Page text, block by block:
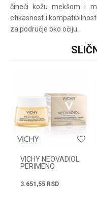
čineći kožu mekšom i
efikasnost i
za područje oko očiju.
Poruka
VICHY NEOVADIOL
PERIMENO
PUNOĆU KOŽE -
SUVA 50 ML
3.651,55 RSD